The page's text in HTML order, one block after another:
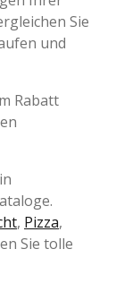
Sie
und
Rabatt
, Pizza,
Sie tolle